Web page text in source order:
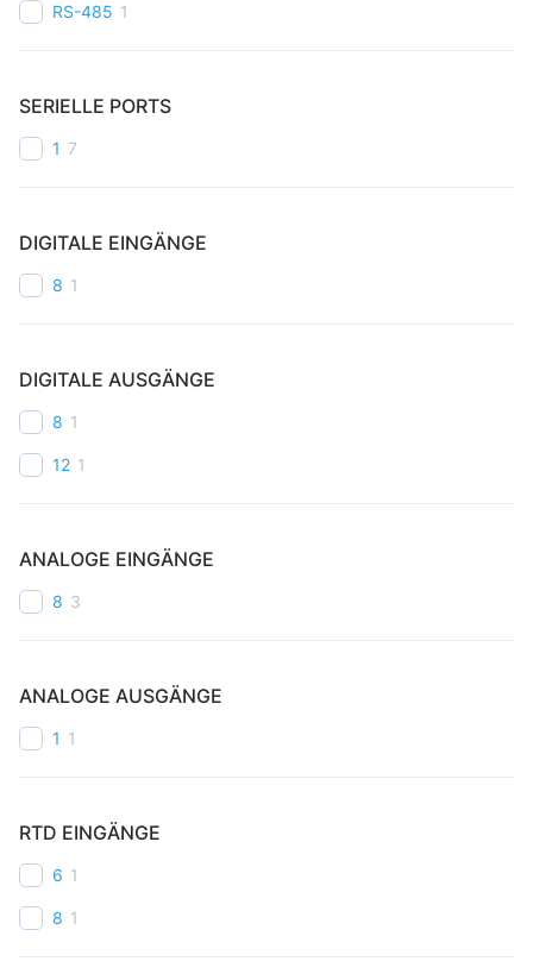
RS-485 1
SERIELLE PORTS
1 7
DIGITALE EINGÄNGE
8 1
DIGITALE AUSGÄNGE
8 1
12 1
ANALOGE EINGÄNGE
8 3
ANALOGE AUSGÄNGE
1 1
RTD EINGÄNGE
6 1
8 1